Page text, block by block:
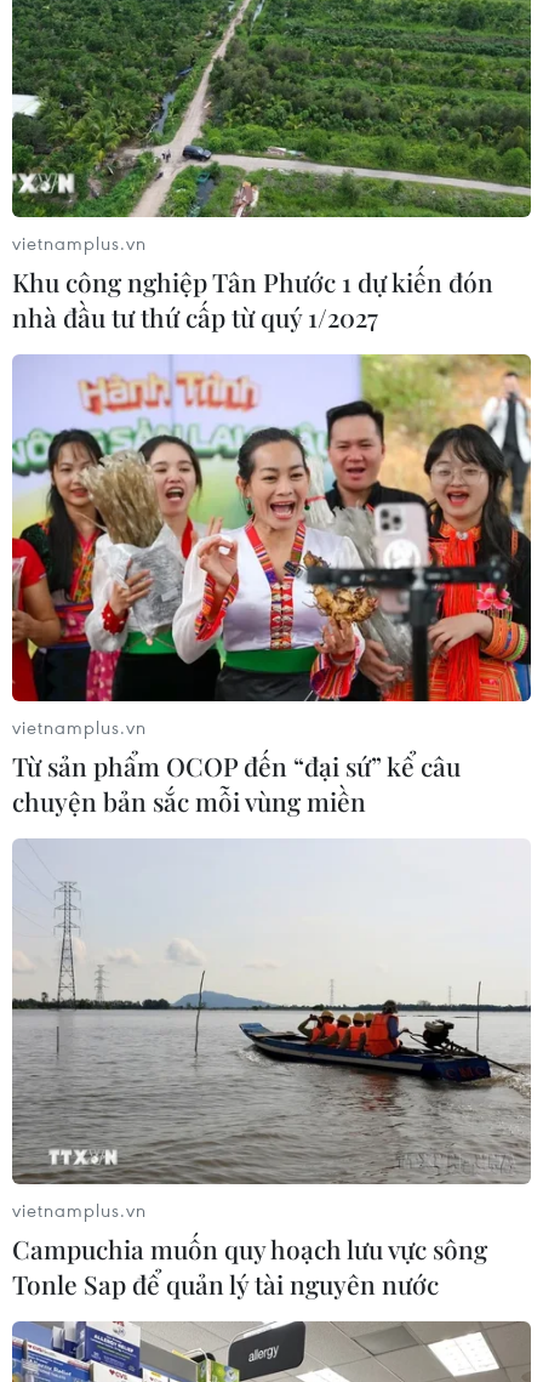
TIN CÙNG CHUYÊN MỤC
Bộ Y tế: Siết quản lý y, dược cổ
vietnamplus.vn
Khu công nghiệp Tân Phước 1 dự kiến đón
nhà đầu tư thứ cấp từ quý 1/2027
vietnamplus.vn
Từ sản phẩm OCOP đến “đại sứ” kể câu
chuyện bản sắc mỗi vùng miền
vietnamplus.vn
Campuchia muốn quy hoạch lưu vực sông
Tonle Sap để quản lý tài nguyên nước